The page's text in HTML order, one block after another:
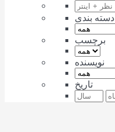
دسته بندی
برچسب
نویسنده
تاریخ